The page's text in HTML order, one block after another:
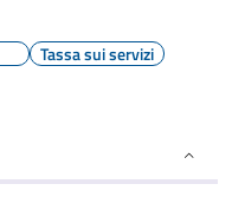
Tassa sui servizi